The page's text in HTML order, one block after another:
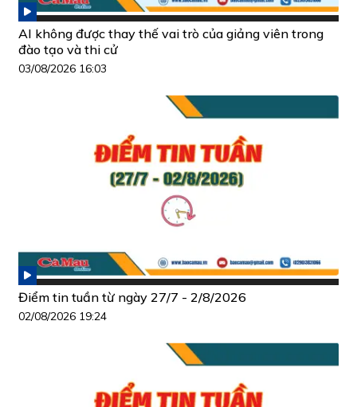
AI không được thay thế vai trò của giảng viên trong
đào tạo và thi cử
03/08/2026 16:03
Điểm tin tuần từ ngày 27/7 - 2/8/2026
02/08/2026 19:24